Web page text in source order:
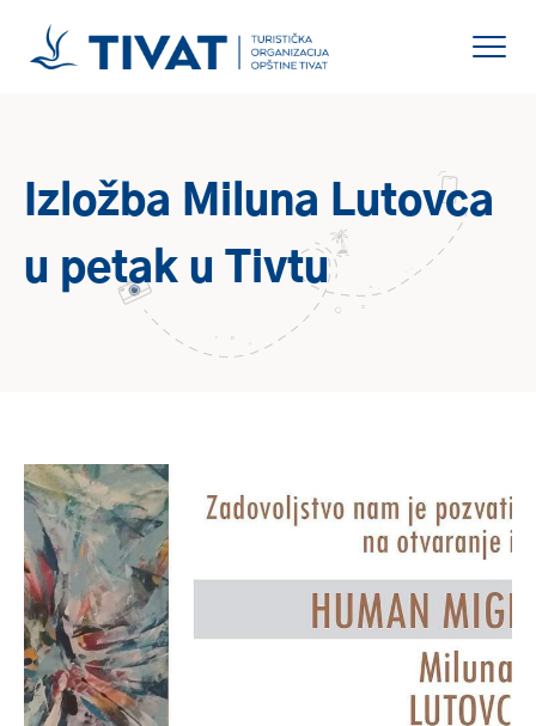
Izložba Miluna Lutovca
u petak u Tivtu